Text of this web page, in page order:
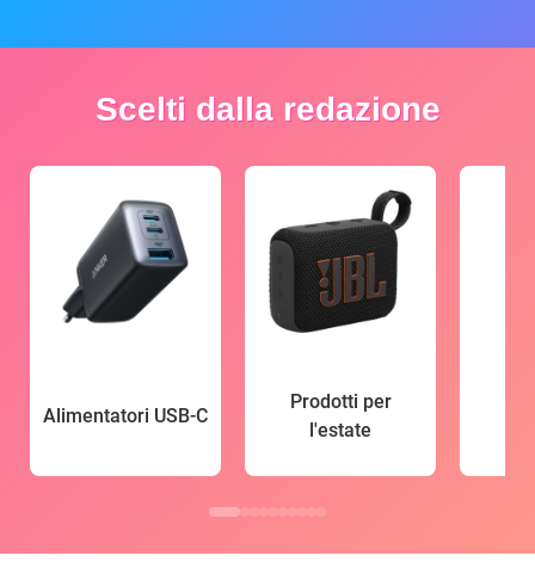
Scelti dalla redazione
Alimentatori USB-C
Prodotti per
l'estate